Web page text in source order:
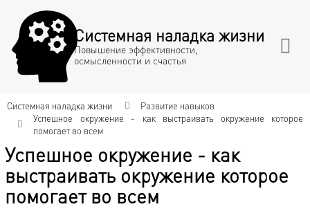
Системная наладка жизни
Повышение эффективности,
осмысленности и счастья
Системная наладка жизни
Развитие навыков
Успешное окружение - как выстраивать окружение которое
помогает во всем
Успешное окружение - как
выстраивать окружение которое
помогает во всем